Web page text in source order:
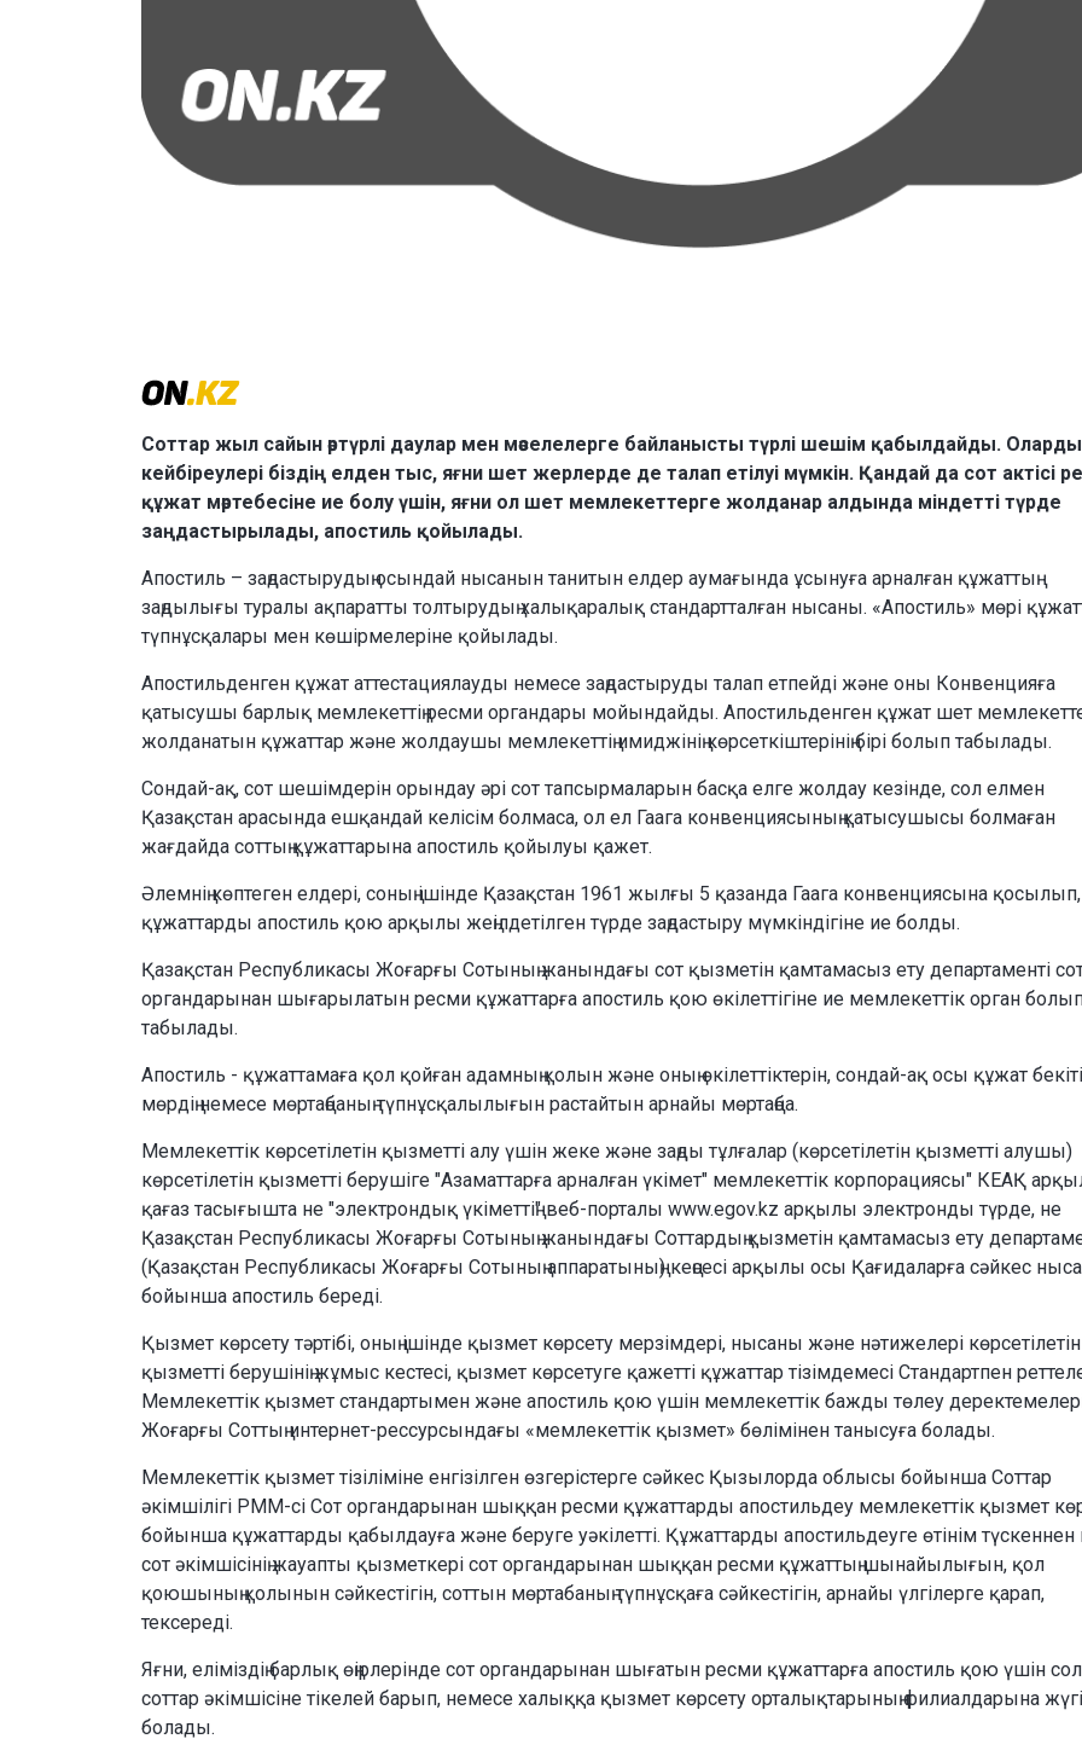
Соттар жыл сайын әртүрлі даулар мен мәселелерге байланысты түрлі шешім қабылдайды.
кейбіреулері біздің елден тыс, яғни шет жерлерде де талап етілуі мүмкін. Қандай да сот актісі
құжат мәртебесіне ие болу үшін, яғни ол шет мемлекеттерге жолданар алдында міндетті түрде
заңдастырылады, апостиль қойылады.
Апостиль – заңдастырудың осындай нысанын танитын елдер аумағында ұсынуға арналған құжаттың
заңдылығы туралы ақпаратты толтырудың халықаралық стандартталған нысаны. «Апостиль» мөрі
түпнұсқалары мен көшірмелеріне қойылады.
Апостильденген құжат аттестациялауды немесе заңдастыруды талап етпейді және оны Конвенцияға
қатысушы барлық мемлекеттің ресми органдары мойындайды. Апостильденген құжат шет
жолданатын құжаттар және жолдаушы мемлекеттің имиджінің көрсеткіштерінің бірі болып табылады.
Сондай-ақ, сот шешімдерін орындау әрі сот тапсырмаларын басқа елге жолдау кезінде, сол елмен
Қазақстан арасында ешқандай келісім болмаса, ол ел Гаага конвенциясының қатысушысы болмаған
жағдайда соттың құжаттарына апостиль қойылуы қажет.
Әлемнің көптеген елдері, соның ішінде Қазақстан 1961 жылғы 5 қазанда Гаага конвенциясына қосылып,
құжаттарды апостиль қою арқылы жеңілдетілген түрде заңдастыру мүмкіндігіне ие болды.
Қазақстан Республикасы Жоғарғы Сотының жанындағы сот қызметін қамтамасыз ету департаменті
органдарынан шығарылатын ресми құжаттарға апостиль қою өкілеттігіне ие мемлекеттік орган
табылады.
Апостиль - құжаттамаға қол қойған адамның қолын және оның өкiлеттiктерiн, сондай-ақ осы құжат
мөрдiң немесе мөртаңбаның түпнұсқалылығын растайтын арнайы мөртаңба.
Мемлекеттік көрсетілетін қызметті алу үшін жеке және заңды тұлғалар (көрсетілетін қызметті алушы)
көрсетілетін қызметті берушіге "Азаматтарға арналған үкімет" мемлекеттік корпорациясы" КЕАҚ
қағаз тасығышта не "электрондық үкіметтің" веб-порталы www.egov.kz арқылы электронды түрде, не
Қазақстан Республикасы Жоғарғы Сотының жанындағы Соттардың қызметін қамтамасыз ету
(Қазақстан Республикасы Жоғарғы Сотының аппаратының) кеңсесі арқылы осы Қағидаларға сәйкес
бойынша апостиль береді.
Қызмет көрсету тәртібі, оның ішінде қызмет көрсету мерзімдері, нысаны және нәтижелері көрсетілетін
қызметті берушінің жұмыс кестесі, қызмет көрсетуге қажетті құжаттар тізімдемесі Стандартпен
Мемлекеттік қызмет стандартымен және апостиль қою үшін мемлекеттік бажды төлеу
Жоғарғы Соттың интернет-рессурсындағы «мемлекеттік қызмет» бөлімінен танысуға болады.
Мемлекеттік қызмет тізіліміне енгізілген өзгерістерге сәйкес Қызылорда облысы бойынша Соттар
әкімшілігі РММ-сі Сот органдарынан шыққан ресми құжаттарды апостильдеу мемлекеттік қызмет
бойынша құжаттарды қабылдауға және беруге уәкілетті. Құжаттарды апостильдеуге өтінім түскеннен
сот әкімшісінің жауапты қызметкері сот органдарынан шыққан ресми құжаттың шынайылығын, қол
қоюшының қолынын сәйкестігін, соттын мөртабаның түпнұсқаға сәйкестігін, арнайы үлгілерге қарап,
тексереді.
Яғни, еліміздің барлық өңірлерінде сот органдарынан шығатын ресми құжаттарға апостиль қою үшін сол
соттар әкімшісіне тікелей барып, немесе халыққа қызмет көрсету орталықтарының филиалдарына
болады.